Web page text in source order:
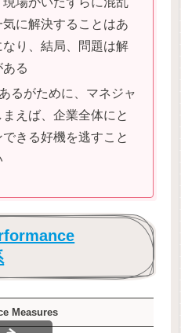
に解決することはあ
り、結局、問題は解
る
るがために、マネジャ
えば、企業全体にと
きる好機を逃すこと
Measures